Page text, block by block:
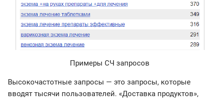
Примеры СЧ запросов
Высокочастотные запросы — это запросы, которые
вводят тысячи пользователей. «Доставка продуктов»,